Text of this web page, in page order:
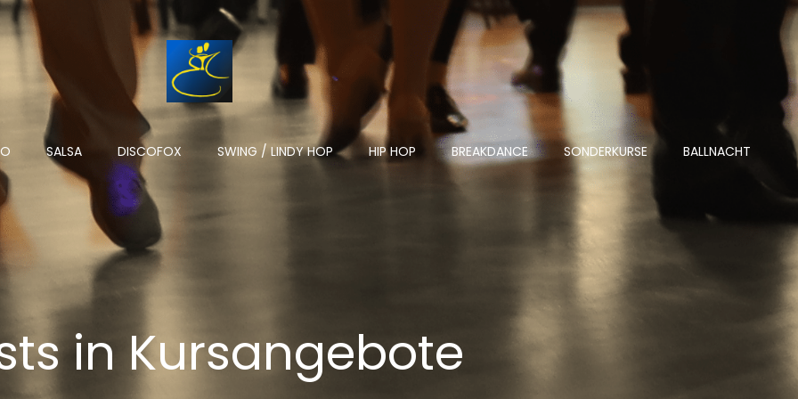
SALSA DISCOFOX SWING / LINDY HOP HIP HOP BREAKDANCE SONDERKURSE BALLNACHT
in Kursangebote